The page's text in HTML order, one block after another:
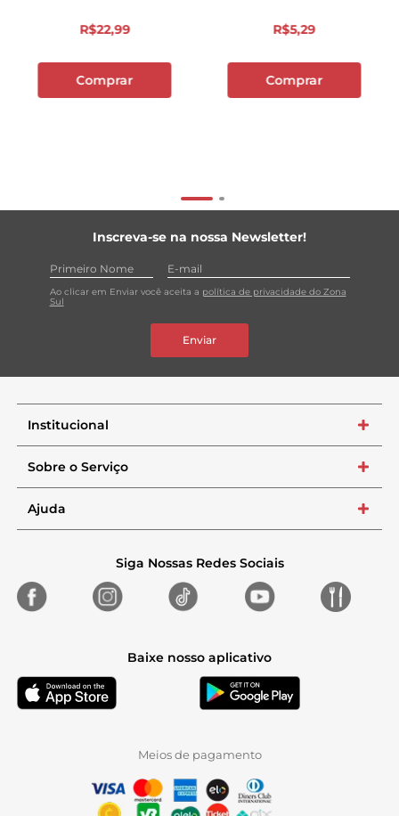
R$22,99
Comprar
R$5,29
Comprar
Inscreva-se na nossa Newsletter!
Ao clicar em Enviar você aceita a política de privacidade do Zona
Sul
Enviar
Institucional +
Sobre o Serviço +
Ajuda +
Siga Nossas Redes Sociais
Baixe nosso aplicativo
Meios de pagamento